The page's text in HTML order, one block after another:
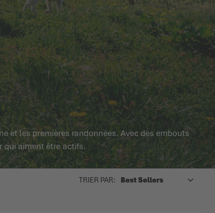
et les premières randonnées. Avec des embouts
qui aiment être actifs.
TRIER PAR: HAUT